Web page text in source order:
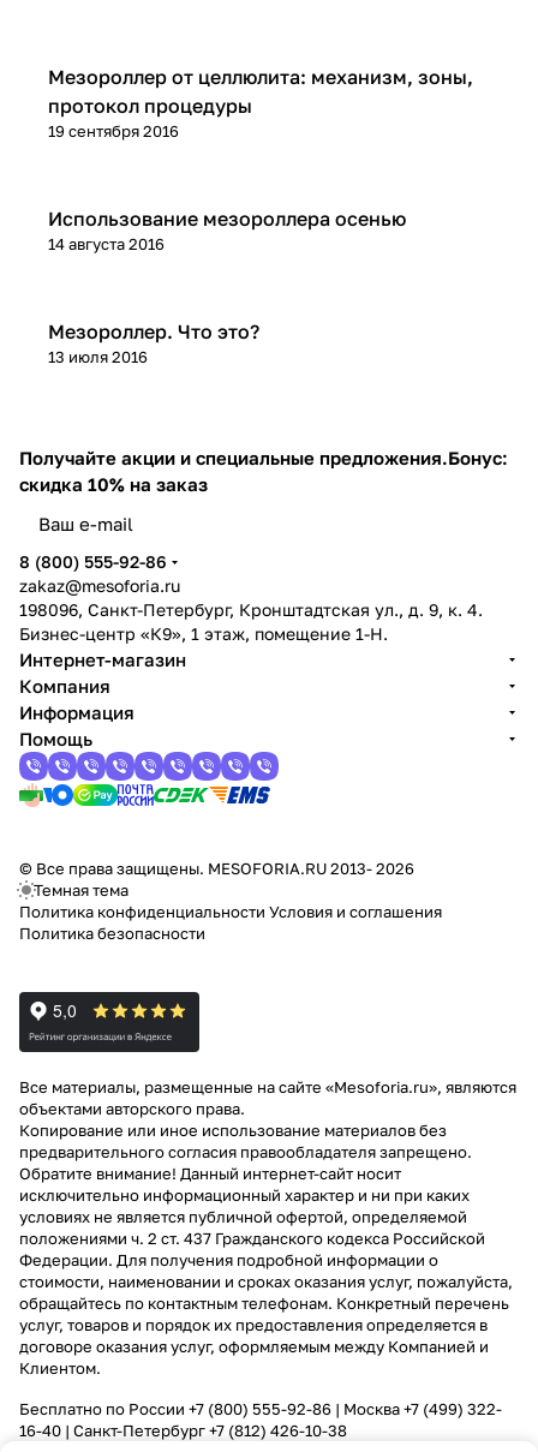
Микроигольчатая терапия (мезороллер)
19 сентября 2016
Мезороллер от целлюлита: механизм, зоны,
протокол процедуры
Микроигольчатая терапия (мезороллер)
14 августа 2016
Использование мезороллера осенью
Микроигольчатая терапия (мезороллер)
13 июля 2016
Мезороллер. Что это?
Получайте акции и специальные предложения.Бонус:
скидка 10% на заказ
8 (800) 555-92-86
zakaz@mesoforia.ru
198096, Санкт-Петербург, Кронштадтская ул., д. 9, к. 4.
Бизнес-центр «К9», 1 этаж, помещение 1-Н.
Интернет-магазин
Компания
Информация
Помощь
© Все права защищены. MESOFORIA.RU 2013- 2026
Темная тема
Политика конфиденциальности Условия и соглашения
Политика безопасности
Все материалы, размещенные на сайте «Mesoforia.ru», являются
объектами авторского права.
Копирование или иное использование материалов без
предварительного согласия правообладателя запрещено.
Обратите внимание! Данный интернет-сайт носит
исключительно информационный характер и ни при каких
условиях не является публичной офертой, определяемой
положениями ч. 2 ст. 437 Гражданского кодекса Российской
Федерации. Для получения подробной информации о
стоимости, наименовании и сроках оказания услуг, пожалуйста,
обращайтесь по контактным телефонам. Конкретный перечень
услуг, товаров и порядок их предоставления определяется в
договоре оказания услуг, оформляемым между Компанией и
Клиентом.
Бесплатно по России +7 (800) 555-92-86 | Москва+7 (499) 322-
16-40 | Санкт-Петербург+7 (812) 426-10-38